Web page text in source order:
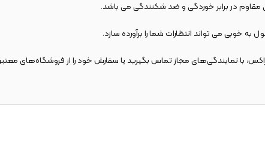
در برابر خوردگی و ضد شکنندگی می باشد.
خوبی می ‌تواند انتظارات شما را برآورده سازد.
با نمایندگی‌های مجاز تماس بگیرید یا سفارش خود را از فروشگاه‌های